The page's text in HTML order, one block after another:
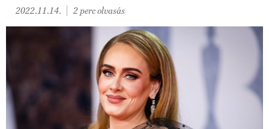
2022.11.14. 2 perc olvasás